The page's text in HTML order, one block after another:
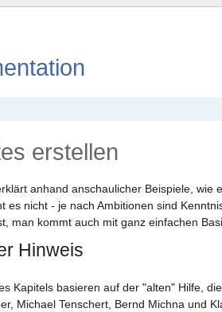
erstellen
anhand anschaulicher Beispiele, wie
es nicht - je nach Ambitionen sind
man kommt auch mit ganz einfachen
Hinweis
Kapitels basieren auf der "alten" Hilfe,
Michael Tenschert, Bernd Michna und